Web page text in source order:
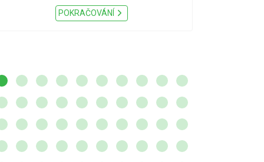
POKRAČOVÁNÍ